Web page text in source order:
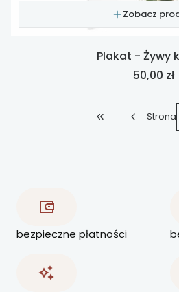
Zobacz
Plakat - Żywy
Cena
50,00 zł
Wróć do Strona
bezpieczne płatności